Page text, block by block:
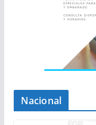
Nacional